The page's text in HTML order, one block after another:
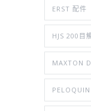
ERST 配件
HJS 200目
MAXTON